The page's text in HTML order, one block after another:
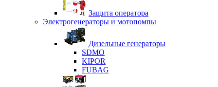
Защита оператора
Электрогенераторы и мотопомпы
Дизельные генераторы
SDMO
KIPOR
FUBAG